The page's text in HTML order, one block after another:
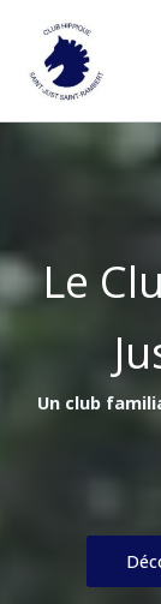
contenu
Le
Un club